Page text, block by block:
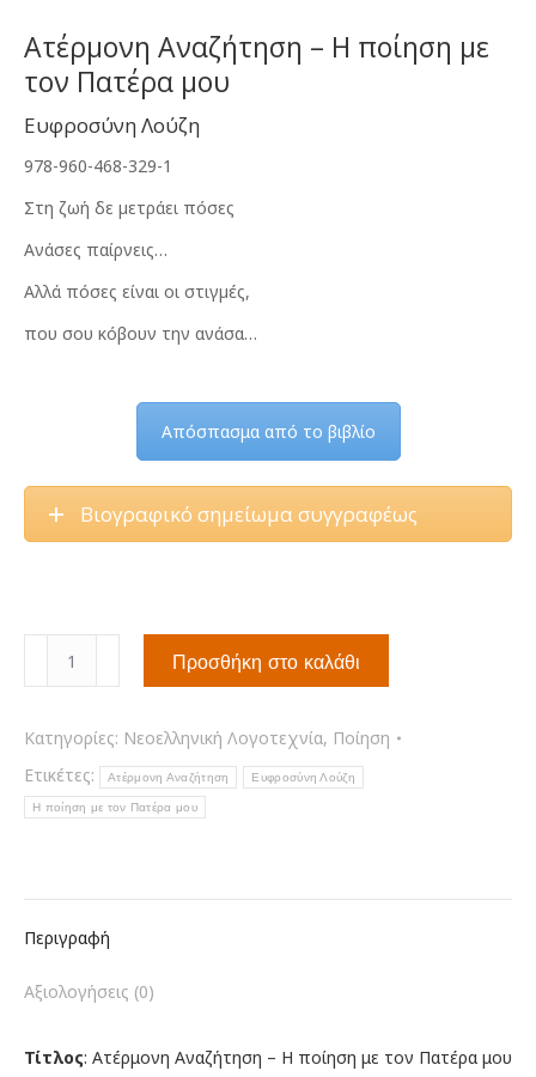
€10.00.είναι:
€8.00.
Ατέρμονη Αναζήτηση – Η ποίηση με
τον Πατέρα μου
Ευφροσύνη Λούζη
978-960-468-329-1
Στη ζωή δε µετράει πόσες
Ανάσες παίρνεις…
Αλλά πόσες είναι οι στιγµές,
που σου κόβουν την ανάσα…
Απόσπασμα από το βιβλίο
Βιογραφικό σημείωμα συγγραφέως
Προσθήκη στο καλάθι
Κατηγορίες: Νεοελληνική Λογοτεχνία, Ποίηση
Ετικέτες:
Ατέρμονη Αναζήτηση Ευφροσύνη Λούζη
Η ποίηση με τον Πατέρα μου
Περιγραφή
Αξιολογήσεις (0)
Τίτλος: Ατέρμονη Αναζήτηση – Η ποίηση με τον Πατέρα μου